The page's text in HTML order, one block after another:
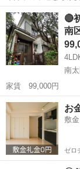
理費：5,000円 【🐤初期費用無料🐤】 仲介手数料 ：0円 敷
金 ：0円 礼金
神奈川 横浜市
🔴
南
南
家賃 99,000円 管理費：6,000円
数料 ：0円
神奈川 横浜市
お
敷
ゼロ